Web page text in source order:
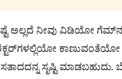
ಅಲ್ಲದೆ ನೀವು ವಿಡಿಯೋ
ಸೃಷ್ಟಿ